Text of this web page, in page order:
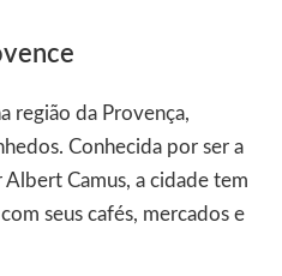
região da Provença,
Conhecida por ser a
Camus, a cidade tem
seus cafés, mercados e